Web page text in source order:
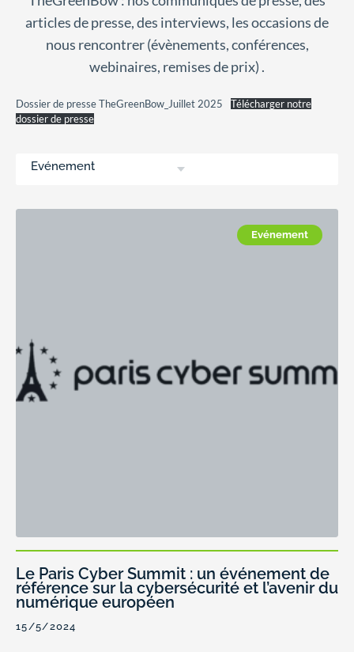
articles de presse, des interviews, les occasions de
nous rencontrer (évènements, conférences,
webinaires, remises de prix) .
Dossier de presse TheGreenBow_Juillet 2025
Télécharger notre
dossier de presse
Evénement
Evénement
Le Paris Cyber Summit : un événement de
référence sur la cybersécurité et l’avenir du
numérique européen
15/5/2024